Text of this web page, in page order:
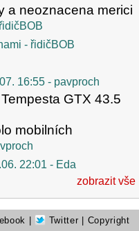
a neoznacena merici
- řidičBOB
16:55 - pavproch
GTX 43.5
mobilních
22:01 - Eda
zobrazit vše
Twitter | Copyright